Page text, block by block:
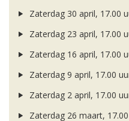
Zaterdag 30 april, 17.00
Zaterdag 23 april, 17.00
Zaterdag 16 april, 17.00
Zaterdag 9 april, 17.00
Zaterdag 2 april, 17.00
Zaterdag 26 maart,